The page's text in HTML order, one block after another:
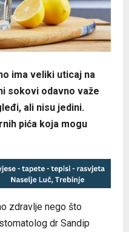
ima veliki uticaj na
sokovi odavno važe
ali nisu jedini.
pića koja mogu
zdravlje nego što
dr Sandip